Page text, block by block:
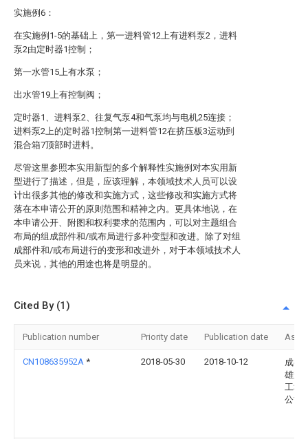
实施例6：
在实施例1-5的基础上，第一进料管12上有进料泵2，进料
泵2由定时器1控制；
第一水管15上有水泵；
出水管19上有控制阀；
定时器1、进料泵2、往复气泵4和气泵均与电机25连接；
进料泵2上的定时器1控制第一进料管12在挤压板3运动到
混合箱7顶部时进料。
尽管这里参照本实用新型的多个解释性实施例对本实用新
型进行了描述，但是，应该理解，本领域技术人员可以设
计出很多其他的修改和实施方式，这些修改和实施方式将
落在本申请公开的原则范围和精神之内。更具体地说，在
本申请公开、附图和权利要求的范围内，可以对主题组合
布局的组成部件和/或布局进行多种变型和改进。除了对组
成部件和/或布局进行的变形和改进外，对于本领域技术人
员来说，其他的用途也将是明显的。
Cited By (1)
Publication number Priority date Publication date
CN108635952A * 2018-05-30 2018-10-12
成都
雄辉
工程
公司